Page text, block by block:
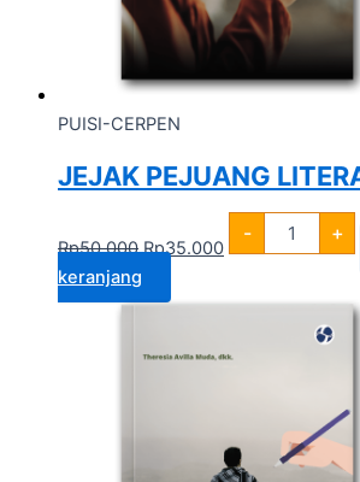
PUISI-CERPEN
JEJAK PEJUANG
Rp50.000 Rp35.000
- +
keranjang